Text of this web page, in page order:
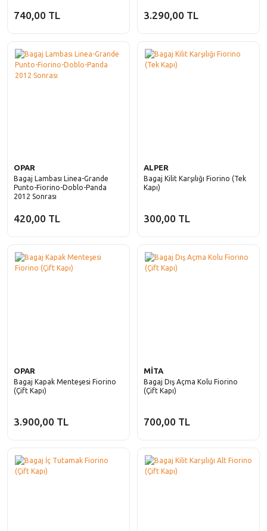
740,00 TL 3.290,00 TL
OPAR
Bagaj Lambası Linea-Grande
Punto-Fiorino-Doblo-Panda
2012 Sonrası
420,00 TL
ALPER
Bagaj Kilit Karşılığı Fiorino (Tek
Kapı)
300,00 TL
OPAR
Bagaj Kapak Menteşesi Fiorino
(Çift Kapı)
3.900,00 TL
MİTA
Bagaj Dış Açma Kolu Fiorino
(Çift Kapı)
700,00 TL